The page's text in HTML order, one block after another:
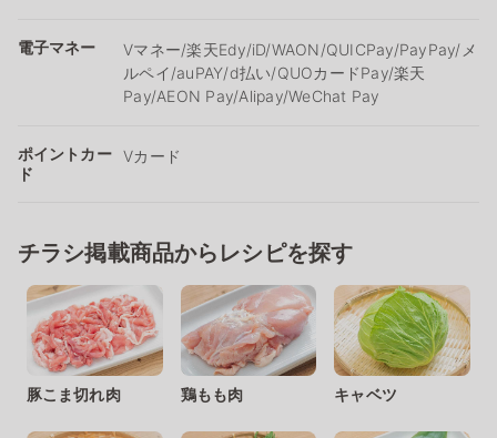
電子マネー
Vマネー/楽天Edy/iD/WAON/QUICPay/PayPay/メ
ルペイ/auPAY/d払い/QUOカードPay/楽天
Pay/AEON Pay/Alipay/WeChat Pay
ポイントカー
ド
Vカード
チラシ掲載商品からレシピを探す
豚こま切れ肉 鶏もも肉 キャベツ